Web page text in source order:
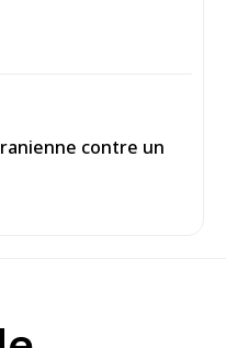
contre un